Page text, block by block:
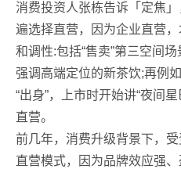
消费投资人张栋告诉「定焦
遍选择直营，因为企业直营
和调性:包括“售卖”第三空间
强调高端定位的新茶饮;再例
“出身”，上市时开始讲“夜间
直营。
前几年，消费升级背景下，
直营模式，因为品牌效应强